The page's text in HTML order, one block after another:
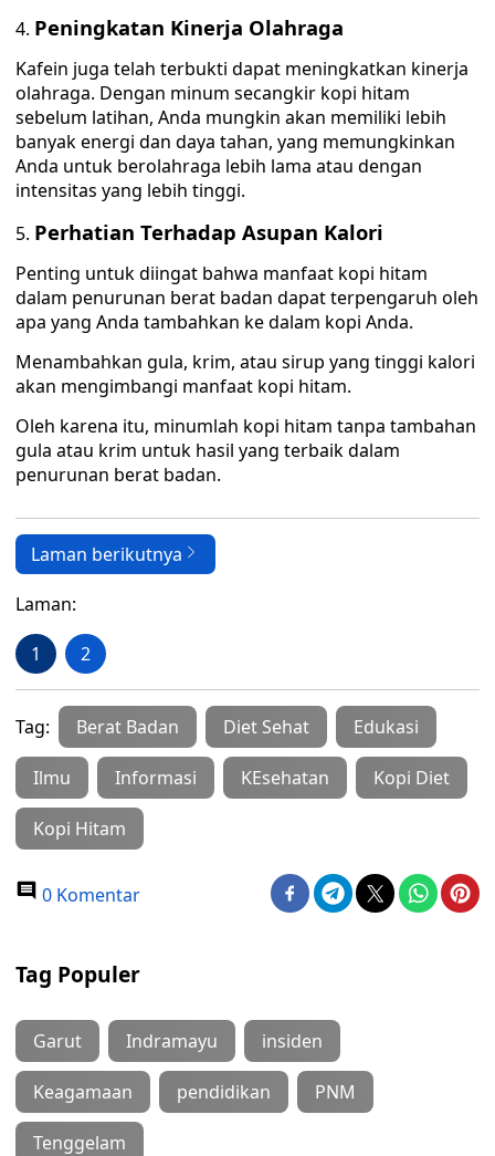
Peningkatan Kinerja Olahraga
Kafein juga telah terbukti dapat meningkatkan kinerja
olahraga. Dengan minum secangkir kopi hitam
sebelum latihan, Anda mungkin akan memiliki lebih
banyak energi dan daya tahan, yang memungkinkan
Anda untuk berolahraga lebih lama atau dengan
intensitas yang lebih tinggi.
Perhatian Terhadap Asupan Kalori
Penting untuk diingat bahwa manfaat kopi hitam
dalam penurunan berat badan dapat terpengaruh oleh
apa yang Anda tambahkan ke dalam kopi Anda.
Menambahkan gula, krim, atau sirup yang tinggi kalori
akan mengimbangi manfaat kopi hitam.
Oleh karena itu, minumlah kopi hitam tanpa tambahan
gula atau krim untuk hasil yang terbaik dalam
penurunan berat badan.
Laman berikutnya
Laman:
1 2
Tag: Berat Badan Diet Sehat Edukasi
Ilmu Informasi KEsehatan Kopi Diet
Kopi Hitam
0 Komentar
Tag Populer
Garut Indramayu insiden
Keagamaan pendidikan PNM
Tenggelam